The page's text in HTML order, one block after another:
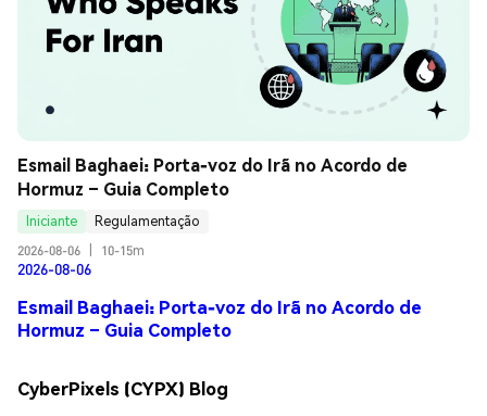
Esmail Baghaei: Porta-voz do Irã no Acordo de
Hormuz – Guia Completo
Iniciante
Regulamentação
2026-08-06
10-15m
2026-08-06
Esmail Baghaei: Porta-voz do Irã no Acordo de
Hormuz – Guia Completo
CyberPixels (CYPX) Blog